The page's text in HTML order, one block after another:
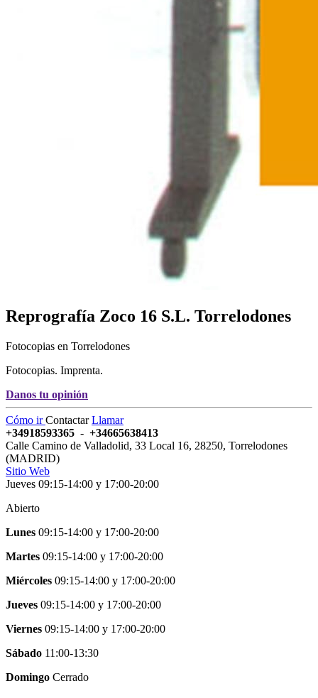
Reprografía Zoco 16 S.L. Torrelodones
Fotocopias en Torrelodones
Fotocopias. Imprenta.
Danos tu opinión
Cómo irContactarLlamar
+34918593365 - +34665638413
Calle Camino de Valladolid, 33 Local 16, 28250, Torrelodones
(MADRID)
Sitio Web
Jueves 09:15-14:00 y 17:00-20:00
Abierto
Lunes 09:15-14:00 y 17:00-20:00
Martes 09:15-14:00 y 17:00-20:00
Miércoles 09:15-14:00 y 17:00-20:00
Jueves 09:15-14:00 y 17:00-20:00
Viernes 09:15-14:00 y 17:00-20:00
Sábado 11:00-13:30
Domingo Cerrado